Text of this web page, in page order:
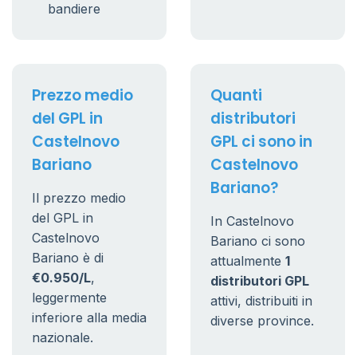
bandiere
Prezzo medio
del GPL in
Castelnovo
Bariano
Il prezzo medio
del GPL in
Castelnovo
Bariano è di
€0.950/L,
leggermente
inferiore alla media
nazionale.
Quanti
distributori
GPL ci sono in
Castelnovo
Bariano?
In Castelnovo
Bariano ci sono
attualmente 1
distributori GPL
attivi, distribuiti in
diverse province.